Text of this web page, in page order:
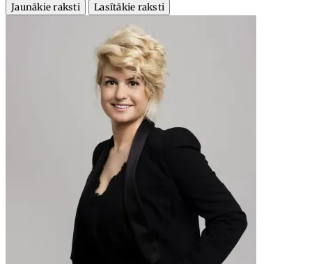
Jaunākie raksti
Lasītākie raksti